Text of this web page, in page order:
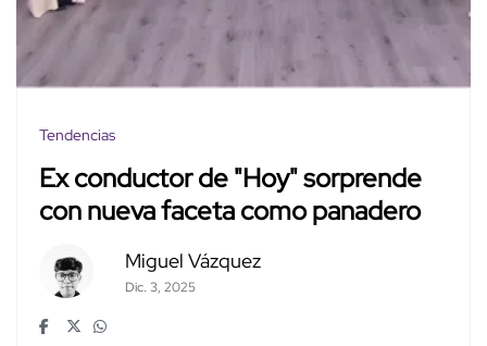
Tendencias
Ex conductor de "Hoy" sorprende
con nueva faceta como panadero
Miguel Vázquez
Dic. 3, 2025